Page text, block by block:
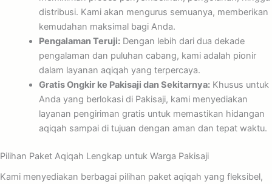
distribusi. Kami akan mengurus semuanya, memberikan
kemudahan maksimal bagi Anda.
Pengalaman Teruji:Dengan lebih dari dua dekade
pengalaman dan puluhan cabang, kami adalah pionir
dalam layanan aqiqah yang terpercaya.
Gratis Ongkir ke Pakisaji dan Sekitarnya:Khusus untuk
Anda yang berlokasi di Pakisaji, kami menyediakan
layanan pengiriman gratis untuk memastikan hidangan
aqiqah sampai di tujuan dengan aman dan tepat waktu.
Pilihan Paket Aqiqah Lengkap untuk Warga Pakisaji
Kami menyediakan berbagai pilihan paket aqiqah yang fleksibel,